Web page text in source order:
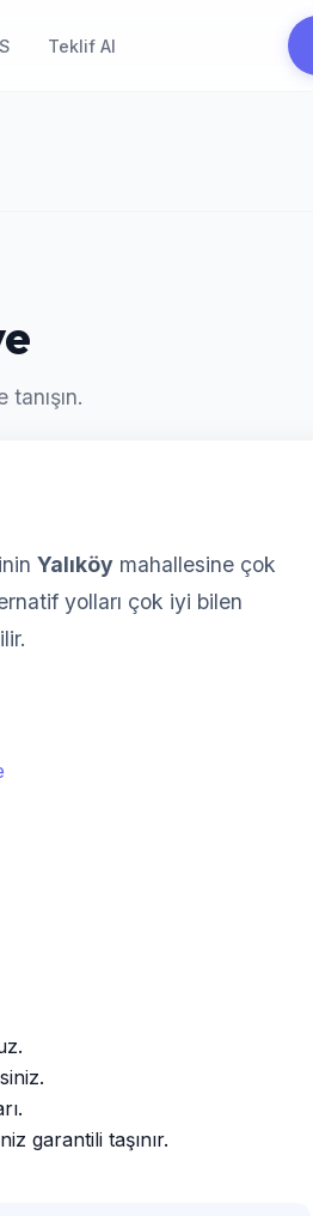
Teklif Al
Yalıköy mahallesine çok
yolları çok iyi bilen
garantili taşınır.